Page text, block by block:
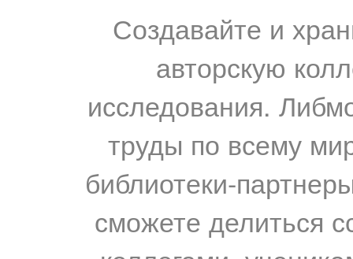
Создавайте и
авторскую
исследования.
труды по всему
библиотеки-
сможете делиться